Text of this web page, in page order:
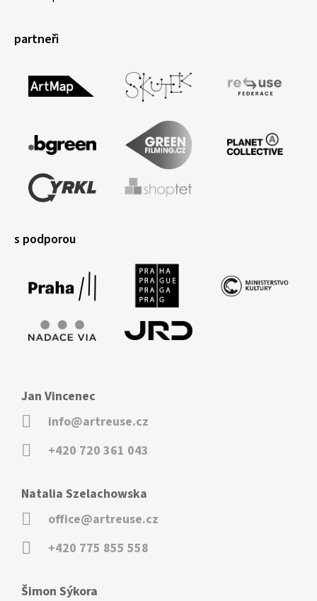
partneři
s podporou
Jan Vincenec
info@artreuse.cz
+420 720 361 043
Natalia Szelachowska
office@artreuse.cz
+420 775 855 558
Šimon Sýkora